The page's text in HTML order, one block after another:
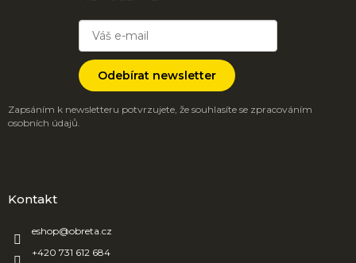
Odebírat newsletter
Zapsáním k newsletteru potvrzujete, že souhlasíte se zpracováním
osobních údajů.
Kontakt
eshop@obreta.cz
+420 731 612 684